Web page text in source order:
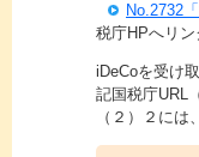
No.2732
税庁HPへリン
iDeCoを受け
記国税庁URL
（２）２には